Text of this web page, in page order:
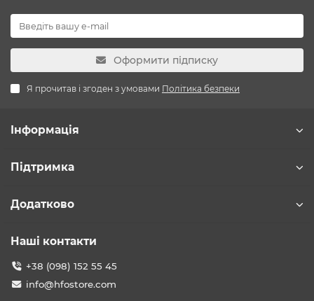
Оформити підписку
Я прочитав і згоден з умовами Політика безпеки
Інформація
Підтримка
Додатково
Наші контакти
+38 (098) 152 55 45
info@hfostore.com